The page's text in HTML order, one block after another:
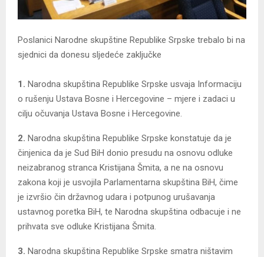
Poslanici Narodne skupštine Republike Srpske trebalo bi na
sjednici da donesu sljedeće zaključke
1. Narodna skupština Republike Srpske usvaja Informaciju
o rušenju Ustava Bosne i Hercegovine – mjere i zadaci u
cilju očuvanja Ustava Bosne i Hercegovine.
2. Narodna skupština Republike Srpske konstatuje da je
činjenica da je Sud BiH donio presudu na osnovu odluke
neizabranog stranca Kristijana Šmita, a ne na osnovu
zakona koji je usvojila Parlamentarna skupština BiH, čime
je izvršio čin državnog udara i potpunog urušavanja
ustavnog poretka BiH, te Narodna skupština odbacuje i ne
prihvata sve odluke Kristijana Šmita.
3. Narodna skupština Republike Srpske smatra ništavim